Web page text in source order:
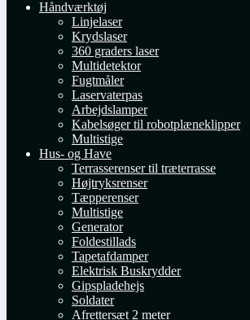
Håndværktøj
Linjelaser
Krydslaser
360 graders laser
Multidetektor
Fugtmåler
Laservaterpas
Arbejdslamper
Kabelsøger til robotplæneklipper
Multistige
Hus- og Have
Terrasserenser til træterrasse
Højtryksrenser
Tæpperenser
Multistige
Generator
Foldestillads
Tapetafdamper
Elektrisk Buskrydder
Gipspladehejs
Soldater
Afrettersæt 2 meter